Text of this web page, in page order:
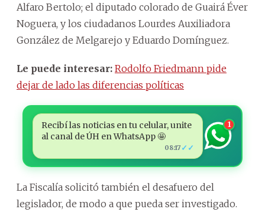
Alfaro Bertolo; el diputado colorado de Guairá Éver
Noguera, y los ciudadanos Lourdes Auxiliadora
González de Melgarejo y Eduardo Domínguez.
Le puede interesar: Rodolfo Friedmann pide
dejar de lado las diferencias políticas
Recibí las noticias en tu celular, unite
al canal de ÚH en WhatsApp 🤩
08:17 ✓✓
1
La Fiscalía solicitó también el desafuero del
legislador, de modo a que pueda ser investigado.